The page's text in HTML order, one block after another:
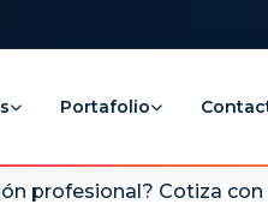
Portafolio
profesional? Cotiza